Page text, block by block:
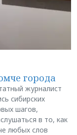
города
журналист
сибирских
шагов,
в то, как
любых слов